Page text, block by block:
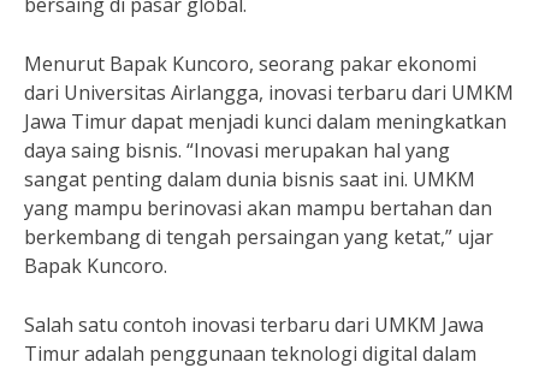
Menurut Bapak Kuncoro, seorang pakar ekonomi
dari Universitas Airlangga, inovasi terbaru dari UMKM
Jawa Timur dapat menjadi kunci dalam meningkatkan
daya saing bisnis. “Inovasi merupakan hal yang
sangat penting dalam dunia bisnis saat ini. UMKM
yang mampu berinovasi akan mampu bertahan dan
berkembang di tengah persaingan yang ketat,” ujar
Bapak Kuncoro.
Salah satu contoh inovasi terbaru dari UMKM Jawa
Timur adalah penggunaan teknologi digital dalam